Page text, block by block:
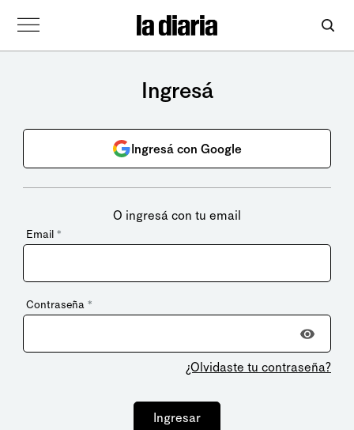
Ingresá
Ingresá con Google
O ingresá con tu email
Email *
Contraseña *
¿Olvidaste tu contraseña?
Ingresar